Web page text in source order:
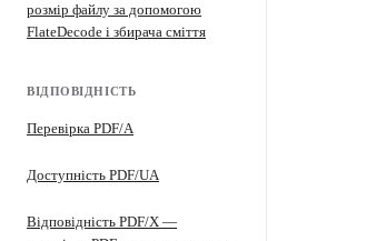
розмір файлу за допомогою
FlateDecode і збирача сміття
ВІДПОВІДНІСТЬ
Перевірка PDF/A
Доступність PDF/UA
Відповідність PDF/X —